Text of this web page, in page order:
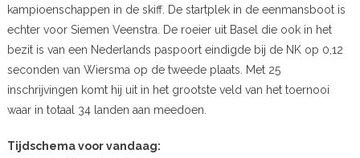
kampioenschappen in de skiff. De startplek in de eenmansboot is
echter voor Siemen Veenstra. De roeier uit Basel die ook in het
bezit is van een Nederlands paspoort eindigde bij de NK op 0,12
seconden van Wiersma op de tweede plaats. Met 25
inschrijvingen komt hij uit in het grootste veld van het toernooi
waar in totaal 34 landen aan meedoen.
Tijdschema voor vandaag: